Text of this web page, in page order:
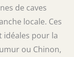
de caves
locale. Ces
idéales pour la
ou Chinon,